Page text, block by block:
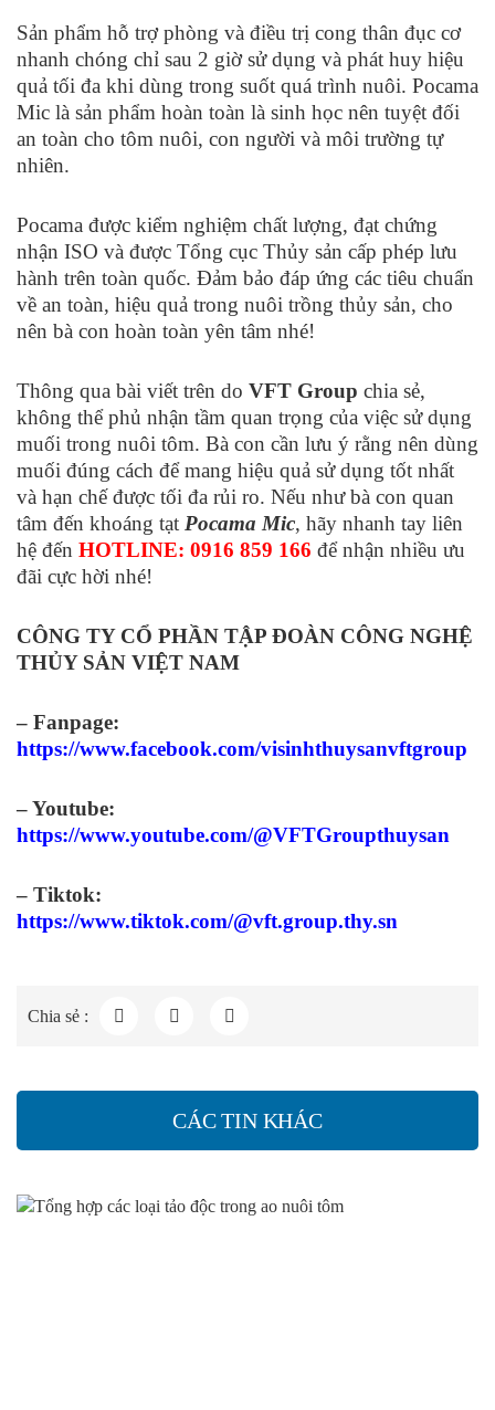
Sản phẩm hỗ trợ phòng và điều trị cong thân đục cơ
nhanh chóng chỉ sau 2 giờ sử dụng và phát huy hiệu
quả tối đa khi dùng trong suốt quá trình nuôi. Pocama
Mic là sản phẩm hoàn toàn là sinh học nên tuyệt đối
an toàn cho tôm nuôi, con người và môi trường tự
nhiên.
Pocama được kiểm nghiệm chất lượng, đạt chứng
nhận ISO và được Tổng cục Thủy sản cấp phép lưu
hành trên toàn quốc. Đảm bảo đáp ứng các tiêu chuẩn
về an toàn, hiệu quả trong nuôi trồng thủy sản, cho
nên bà con hoàn toàn yên tâm nhé!
Thông qua bài viết trên do VFT Group chia sẻ,
không thể phủ nhận tầm quan trọng của việc sử dụng
muối trong nuôi tôm. Bà con cần lưu ý rằng nên dùng
muối đúng cách để mang hiệu quả sử dụng tốt nhất
và hạn chế được tối đa rủi ro. Nếu như bà con quan
tâm đến khoáng tạt Pocama Mic, hãy nhanh tay liên
hệ đến HOTLINE: 0916 859 166 để nhận nhiều ưu
đãi cực hời nhé!
CÔNG TY CỔ PHẦN TẬP ĐOÀN CÔNG NGHỆ
THỦY SẢN VIỆT NAM
– Fanpage:
https://www.facebook.com/visinhthuysanvftgroup
– Youtube:
https://www.youtube.com/@VFTGroupthuysan
– Tiktok:
https://www.tiktok.com/@vft.group.thy.sn
Chia sẻ :
CÁC TIN KHÁC